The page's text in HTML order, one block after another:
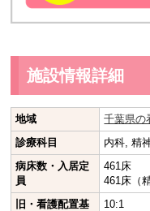
施設情報詳細
地域
千葉県の
診療科目
内科, 精
病床数・入居定
員
461床
461床（
旧・看護配置基
10:1